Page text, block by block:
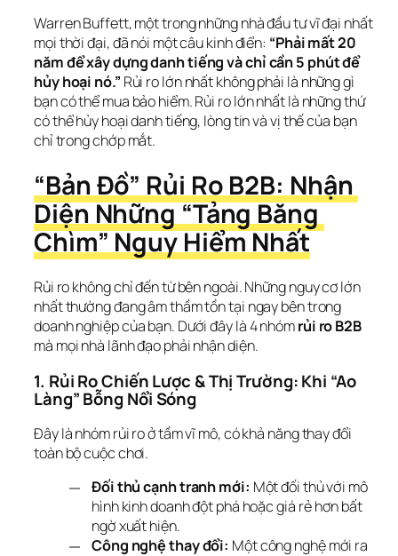
Warren Buffett, một trong những nhà đầu tư vĩ đại nhất
mọi thời đại, đã nói một câu kinh điển: “Phải mất 20
năm để xây dựng danh tiếng và chỉ cần 5 phút để
hủy hoại nó.” Rủi ro lớn nhất không phải là những gì
bạn có thể mua bảo hiểm. Rủi ro lớn nhất là những thứ
có thể hủy hoại danh tiếng, lòng tin và vị thế của bạn
chỉ trong chớp mắt.
“Bản Đồ” Rủi Ro B2B: Nhận
Diện Những “Tảng Băng
Chìm” Nguy Hiểm Nhất
Rủi ro không chỉ đến từ bên ngoài. Những nguy cơ lớn
nhất thường đang âm thầm tồn tại ngay bên trong
doanh nghiệp của bạn. Dưới đây là 4 nhóm rủi ro B2B
mà mọi nhà lãnh đạo phải nhận diện.
1. Rủi Ro Chiến Lược & Thị Trường: Khi “Ao
Làng” Bỗng Nổi Sóng
Đây là nhóm rủi ro ở tầm vĩ mô, có khả năng thay đổi
toàn bộ cuộc chơi.
Đối thủ cạnh tranh mới: Một đối thủ với mô
hình kinh doanh đột phá hoặc giá rẻ hơn bất
ngờ xuất hiện.
Công nghệ thay đổi: Một công nghệ mới ra